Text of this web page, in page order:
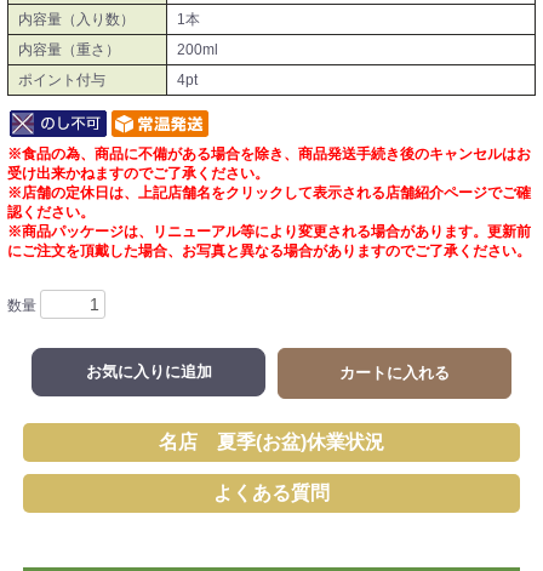
内容量（入り数）
1本
内容量（重さ）
200ml
ポイント付与
4pt
※食品の為、商品に不備がある場合を除き、商品発送手続き後のキャンセルはお
受け出来かねますのでご了承ください。
※店舗の定休日は、上記店舗名をクリックして表示される店舗紹介ページでご確
認ください。
※商品パッケージは、リニューアル等により変更される場合があります。更新前
にご注文を頂戴した場合、お写真と異なる場合がありますのでご了承ください。
数量
お気に入りに追加 カートに入れる
名店 夏季(お盆)休業状況
よくある質問